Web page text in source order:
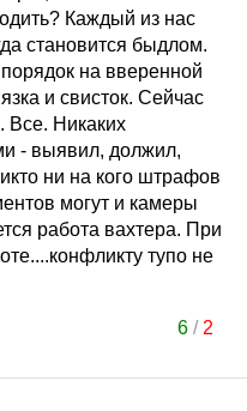
Каждый из нас
становится быдлом.
на вверенной
и свисток. Сейчас
Все. Никаких
- выявил, должил,
ни на кого штрафов
могут и камеры
работа вахтера. При
тупо не
6/ 2